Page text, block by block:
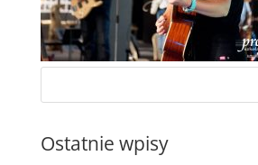
Ostatnie wpisy